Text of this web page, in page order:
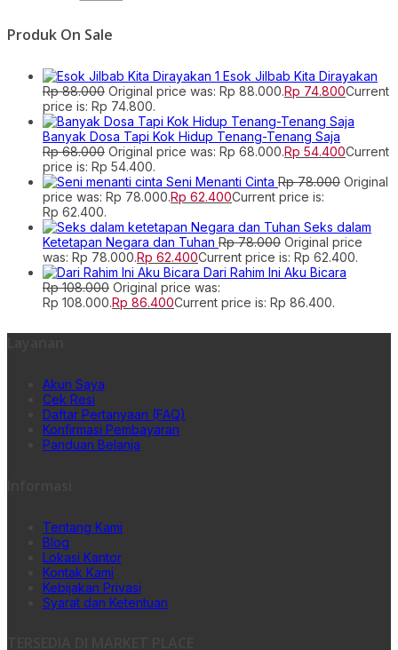
Produk On Sale
Esok Jilbab Kita Dirayakan
Rp88.000 Original price was: Rp 88.000.Rp 74.800Current
price is: Rp 74.800.
Banyak Dosa Tapi Kok Hidup Tenang-Tenang Saja
Rp68.000 Original price was: Rp 68.000.Rp 54.400Current
price is: Rp 54.400.
Seni Menanti Cinta Rp78.000 Original
price was: Rp 78.000.Rp 62.400Current price is:
Rp 62.400.
Seks dalam
Ketetapan Negara dan Tuhan Rp78.000 Original price
was: Rp 78.000.Rp 62.400Current price is: Rp 62.400.
Dari Rahim Ini Aku Bicara
Rp108.000 Original price was:
Rp 108.000.Rp 86.400Current price is: Rp 86.400.
Akun Saya
Cek Resi
Daftar Pertanyaan (FAQ)
Konfirmasi Pembayaran
Panduan Belanja
Tentang Kami
Blog
Lokasi Kantor
Kontak Kami
Kebijakan Privasi
Syarat dan Ketentuan